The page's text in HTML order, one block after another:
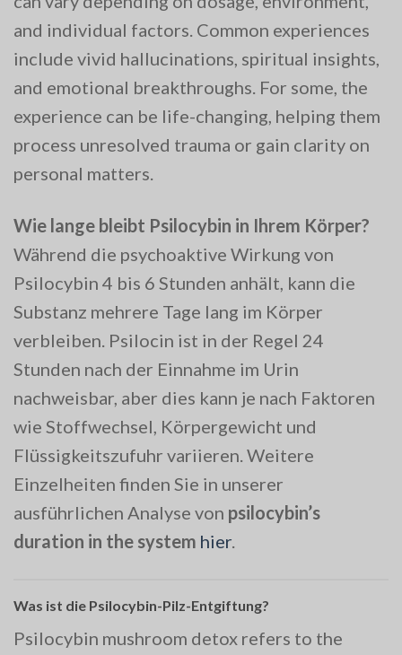
and individual factors. Common experiences
include vivid hallucinations, spiritual insights,
and emotional breakthroughs. For some, the
experience can be life-changing, helping them
process unresolved trauma or gain clarity on
personal matters.
Wie lange bleibt Psilocybin in Ihrem Körper?
Während die psychoaktive Wirkung von
Psilocybin 4 bis 6 Stunden anhält, kann die
Substanz mehrere Tage lang im Körper
verbleiben. Psilocin ist in der Regel 24
Stunden nach der Einnahme im Urin
nachweisbar, aber dies kann je nach Faktoren
wie Stoffwechsel, Körpergewicht und
Flüssigkeitszufuhr variieren. Weitere
Einzelheiten finden Sie in unserer
ausführlichen Analyse von psilocybin’s
duration in the system hier.
Was ist die Psilocybin-Pilz-Entgiftung?
Psilocybin mushroom detox refers to the